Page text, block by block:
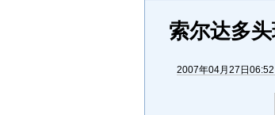
索尔达多
2007年04月27日06:52